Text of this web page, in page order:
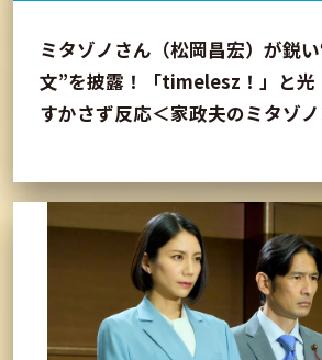
ミタゾノさん（松岡昌宏）が鋭
文”を披露！「timelesz！」と光
すかさず反応＜家政夫のミタゾ